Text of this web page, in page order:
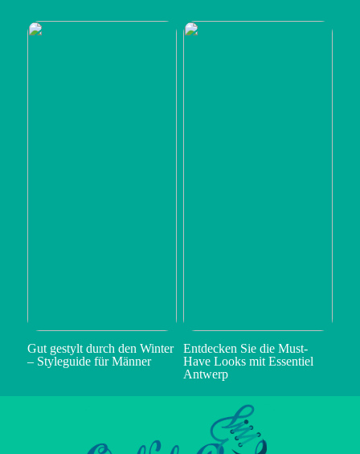
Gut gestylt durch den Winter
– Styleguide für Männer
Entdecken Sie die Must-
Have Looks mit Essentiel
Antwerp